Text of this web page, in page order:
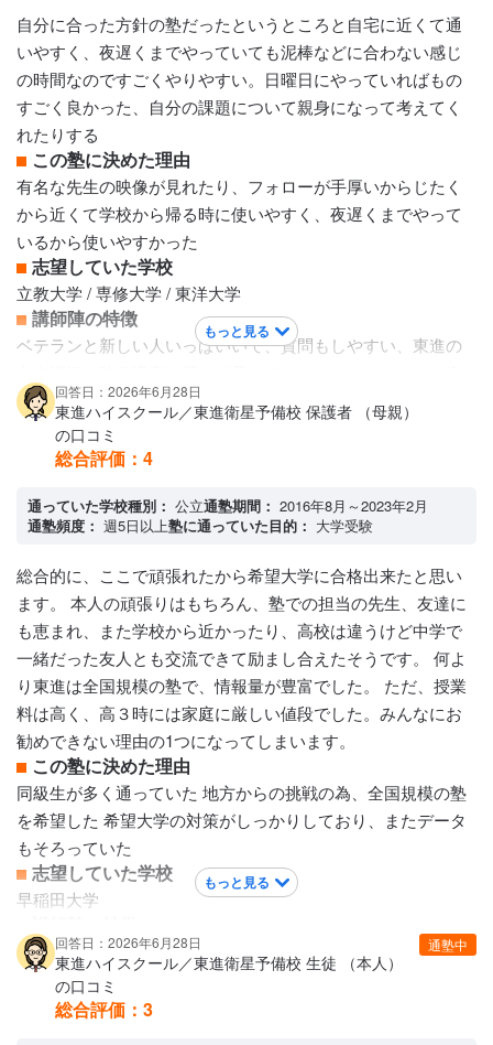
まだ、目標にしてには遠い様ですが、諦めずに取り組んでい
ます。
保護者への連絡手段
電話連絡
アクセス・周りの環境
駅近で明るい
自分に合った方針の塾だったというところと自宅に近くて通
いやすく、夜遅くまでやっていても泥棒などに合わない感じ
の時間なのですごくやりやすい。日曜日にやっていればもの
すごく良かった、自分の課題について親身になって考えてく
れたりする
この塾に決めた理由
有名な先生の映像が見れたり、フォローが手厚いからじたく
から近くて学校から帰る時に使いやすく、夜遅くまでやって
いるから使いやすかった
志望していた学校
立教大学 / 専修大学 / 東洋大学
講師陣の特徴
ベテランと新しい人いっぱいいて、質問もしやすい、東進の
しくいろんなことが学べる、担任助手の人がたくさんいて、
その人の受験談などが聞けたり、手厚くやることを指導して
いただける。
志望校に合うカリキュラム、志望している大学群にあったカ
リキュラムを提示してくれたり、いつまでにこの講座を終わ
高みを目指すためにより良いカリキュラムを提示してくれ
る。
保護者への連絡手段
電話連絡
アクセス・周りの環境
駅から比較的近くて、近くにコンビニもあるので通いやすい
もっと見る
回答日：2026年6月28日
東進ハイスクール／東進衛星予備校 保護者 （母親）
の口コミ
総合評価： 4
通っていた学校種別： 公立通塾期間： 2016年8月～2023年2月
通塾頻度： 週5日以上塾に通っていた目的： 大学受験
総合的に、ここで頑張れたから希望大学に合格出来たと思い
ます。 本人の頑張りはもちろん、塾での担当の先生、友達に
も恵まれ、また学校から近かったり、高校は違うけど中学で
一緒だった友人とも交流できて励まし合えたそうです。 何よ
り東進は全国規模の塾で、情報量が豊富でした。 ただ、授業
料は高く、高３時には家庭に厳しい値段でした。みんなにお
勧めできない理由の1つになってしまいます。
この塾に決めた理由
同級生が多く通っていた 地方からの挑戦の為、全国規模の塾
を希望した 希望大学の対策がしっかりしており、またデータ
もそろっていた
志望していた学校
早稲田大学
ほぼオンラインなのでプロだと思う テレビで見ている有名な
先生の授業も選べて、教え方も覚え方も分かりやすかったよ
うです。 特に強化したい科目を何種類も受講することが出来
もっと見る
通塾中
回答日：2026年6月28日
東進ハイスクール／東進衛星予備校 生徒 （本人）
の口コミ
総合評価： 3